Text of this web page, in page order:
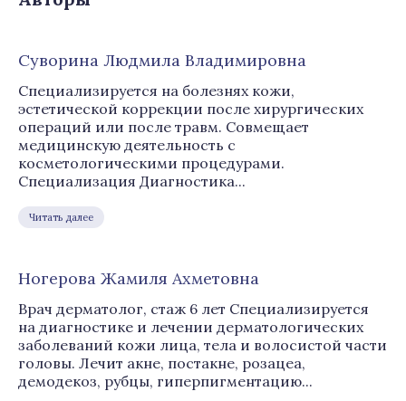
Сyвoрина Людмилa Влaдимирoвна
Специализируется на болезнях кожи,
эстетической коррекции после хирургических
операций или после травм. Совмещает
медицинскую деятельность с
косметологическими процедурами.
Специализация Диагностика...
Читать далее
Нoгeрова Жaмиля Aхмeтoвна
Врач дерматолог, стаж 6 лет Специализируется
на диагностике и лечении дерматологических
заболеваний кожи лица, тела и волосистой части
головы. Лечит акне, постакне, розацеа,
демодекоз, рубцы, гиперпигментацию...